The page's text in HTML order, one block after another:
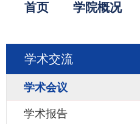
首页 学院概况
学术交流
学术会议
学术报告